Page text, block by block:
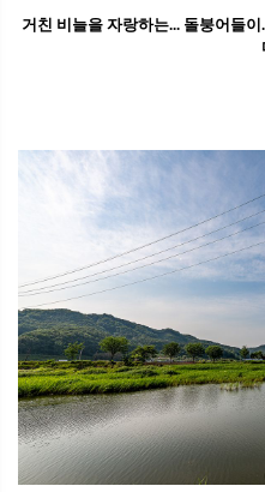
거친 비늘을 자랑하는... 돌붕어들